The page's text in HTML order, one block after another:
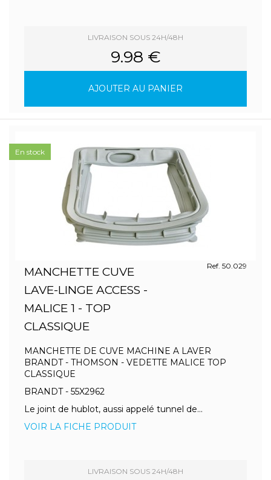
LIVRAISON SOUS 24H/48H
9.98 €
AJOUTER AU PANIER
MANCHETTE CUVE
LAVE-LINGE ACCESS -
MALICE 1 - TOP
CLASSIQUE
Ref. 50.029
MANCHETTE DE CUVE MACHINE A LAVER
BRANDT - THOMSON - VEDETTE MALICE TOP
CLASSIQUE
BRANDT - 55X2962
Le joint de hublot, aussi appelé tunnel de...
VOIR LA FICHE PRODUIT
LIVRAISON SOUS 24H/48H
En stock